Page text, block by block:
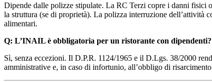
Dipende dalle polizze stipulate. La RC Terzi copre i danni fisici
la struttura (se di proprietà). La polizza interruzione dell’attività
alimentari.
Q: L’INAIL è obbligatoria per un ristorante con dipendenti?
Sì, senza eccezioni. Il D.P.R. 1124/1965 e il D.Lgs. 38/2000
amministrative e, in caso di infortunio, all’obbligo di